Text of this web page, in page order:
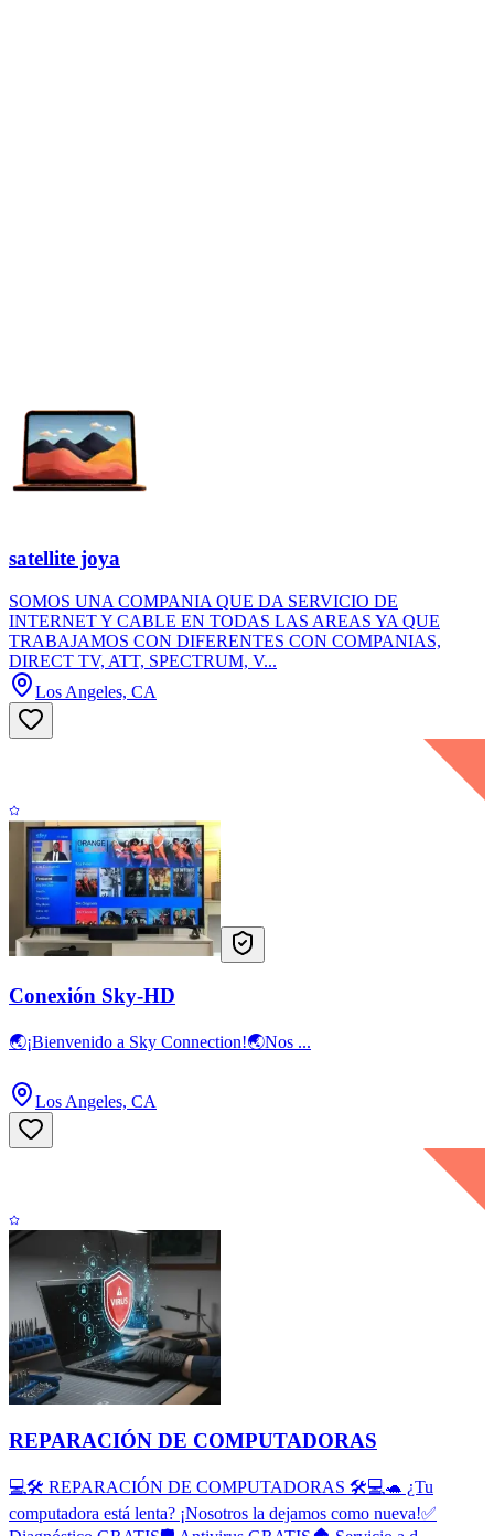
satellite joya
SOMOS UNA COMPANIA QUE DA SERVICIO DE
INTERNET Y CABLE EN TODAS LAS AREAS YA QUE
TRABAJAMOS CON DIFERENTES CON COMPANIAS,
DIRECT TV, ATT, SPECTRUM, V...
Los Angeles, CA
Conexión Sky-HD
🌏¡Bienvenido a Sky Connection!🌏Nos ...
Los Angeles, CA
REPARACIÓN DE COMPUTADORAS
💻🛠️ REPARACIÓN DE COMPUTADORAS 🛠️💻🐢 ¿Tu
computadora está lenta? ¡Nosotros la dejamos como nueva!✅